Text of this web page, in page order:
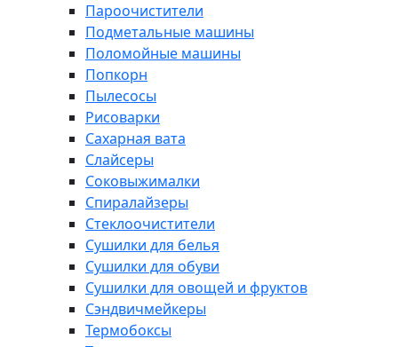
Пароочистители
Подметальные машины
Поломойные машины
Попкорн
Пылесосы
Рисоварки
Сахарная вата
Слайсеры
Соковыжималки
Спиралайзеры
Стеклоочистители
Сушилки для белья
Сушилки для обуви
Сушилки для овощей и фруктов
Сэндвичмейкеры
Термобоксы